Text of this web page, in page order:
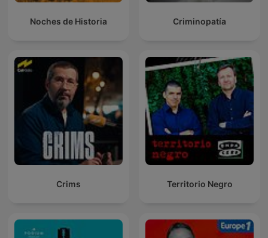
Noches de Historia Criminopatía
Crims Territorio Negro